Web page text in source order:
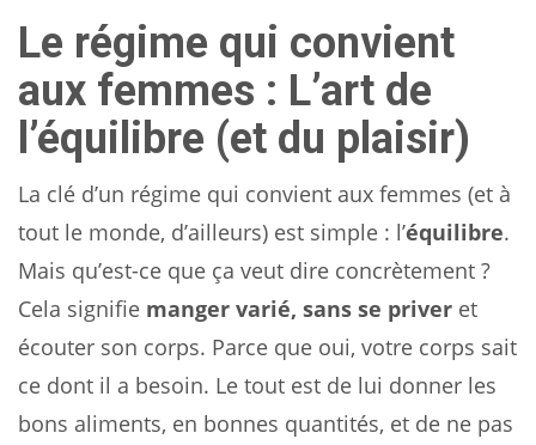
Le régime qui convient
aux femmes : L’art de
l’équilibre (et du plaisir)
La clé d’un régime qui convient aux femmes (et à
tout le monde, d’ailleurs) est simple : l’équilibre.
Mais qu’est-ce que ça veut dire concrètement ?
Cela signifie manger varié, sans se priver et
écouter son corps. Parce que oui, votre corps sait
ce dont il a besoin. Le tout est de lui donner les
bons aliments, en bonnes quantités, et de ne pas